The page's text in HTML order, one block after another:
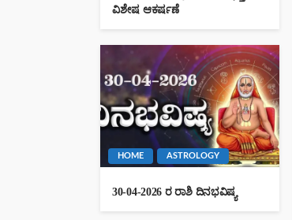
ವಿಶೇಷ ಆಕರ್ಷಣೆ
HOME ASTROLOGY
30-04-2026 ರ ರಾಶಿ ದಿನಭವಿಷ್ಯ